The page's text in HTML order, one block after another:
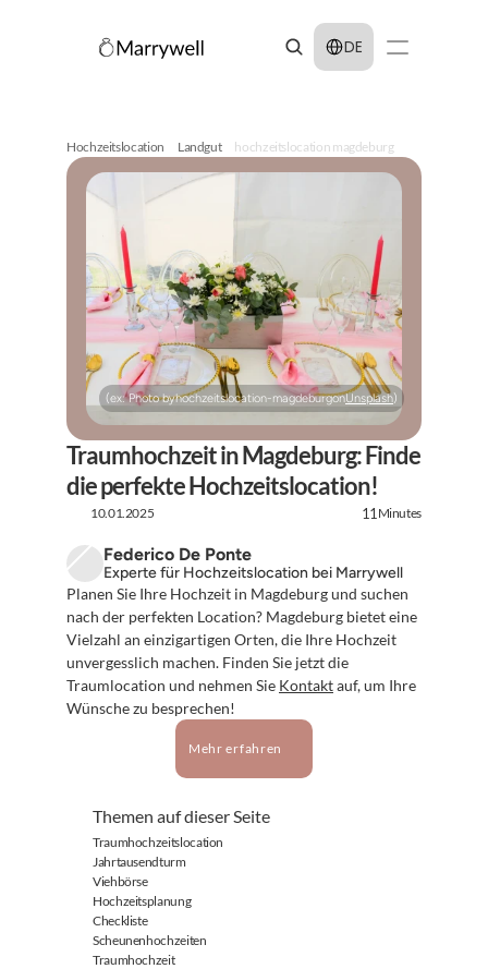
Select Language
DE
Hochzeitslocation Landgut hochzeitslocation magdeburg
(ex: Photo byhochzeitslocation-magdeburgonUnsplash)
Traumhochzeit in Magdeburg: Finde
die perfekte Hochzeitslocation!
10.01.2025 11 Minutes
Federico De Ponte
Experte für Hochzeitslocation bei Marrywell
Planen Sie Ihre Hochzeit in Magdeburg und suchen
nach der perfekten Location? Magdeburg bietet eine
Vielzahl an einzigartigen Orten, die Ihre Hochzeit
unvergesslich machen. Finden Sie jetzt die
Traumlocation und nehmen Sie Kontakt auf, um Ihre
Wünsche zu besprechen!
Mehr erfahren
Themen auf dieser Seite
Traumhochzeitslocation
Jahrtausendturm
Viehbörse
Hochzeitsplanung
Checkliste
Scheunenhochzeiten
Traumhochzeit